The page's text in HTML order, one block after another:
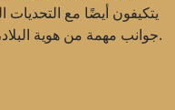
يتكيفون أيضًا مع التحديات
جوانب مهمة من هوية البلاد، مما يعزز تطوير مجتمع متنوع وشامل.